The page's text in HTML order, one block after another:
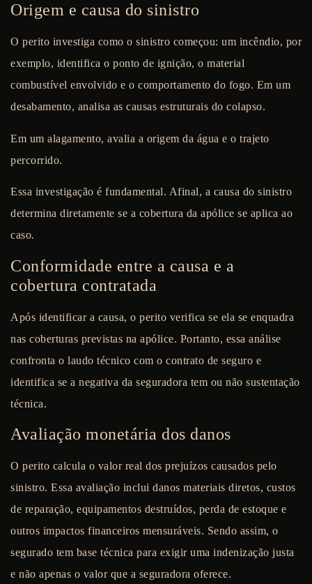
Origem e causa do sinistro
O perito investiga como o sinistro começou: um incêndio, por
exemplo, identifica o ponto de ignição, o material
combustível envolvido e o comportamento do fogo. Em um
desabamento, analisa as causas estruturais do colapso.
Em um alagamento, avalia a origem da água e o trajeto
percorrido.
Essa investigação é fundamental. Afinal, a causa do sinistro
determina diretamente se a cobertura da apólice se aplica ao
caso.
Conformidade entre a causa e a
cobertura contratada
Após identificar a causa, o perito verifica se ela se enquadra
nas coberturas previstas na apólice. Portanto, essa análise
confronta o laudo técnico com o contrato de seguro e
identifica se a negativa da seguradora tem ou não sustentação
técnica.
Avaliação monetária dos danos
O perito calcula o valor real dos prejuízos causados pelo
sinistro. Essa avaliação inclui danos materiais diretos, custos
de reparação, equipamentos destruídos, perda de estoque e
outros impactos financeiros mensuráveis. Sendo assim, o
segurado tem base técnica para exigir uma indenização justa
e não apenas o valor que a seguradora oferece.